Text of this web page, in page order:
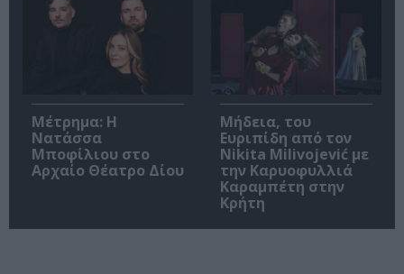
Μέτρημα: Η
Νατάσσα
Μποφίλιου στο
Αρχαίο Θέατρο Δίου
Μήδεια, του
Ευριπίδη από τον
Nikita Milivojević με
την Καρυοφυλλιά
Καραμπέτη στην
Κρήτη